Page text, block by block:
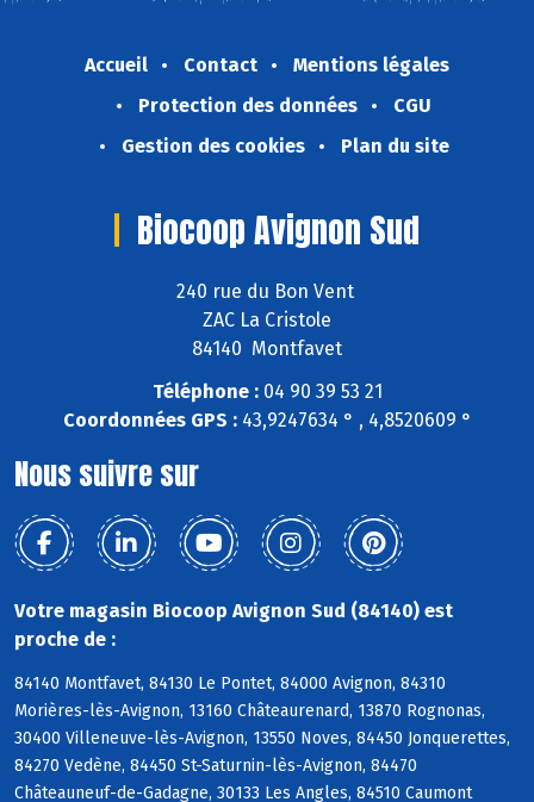
Accueil Contact
Mentions légales
Protection des données
CGU
Gestion des cookies
Plan du site
Biocoop Avignon Sud
240 rue du Bon Vent
ZAC La Cristole
84140 Montfavet
Téléphone :04 90 39 53 21
Coordonnées GPS :43,9247634 ° , 4,8520609 °
Nous suivre sur
Votre magasin Biocoop Avignon Sud (84140) est
proche de :
84140 Montfavet, 84130 Le Pontet, 84000 Avignon, 84310
Morières-lès-Avignon, 13160 Châteaurenard, 13870 Rognonas,
30400 Villeneuve-lès-Avignon, 13550 Noves, 84450 Jonquerettes,
84270 Vedène, 84450 St-Saturnin-lès-Avignon, 84470
Châteauneuf-de-Gadagne, 30133 Les Angles, 84510 Caumont